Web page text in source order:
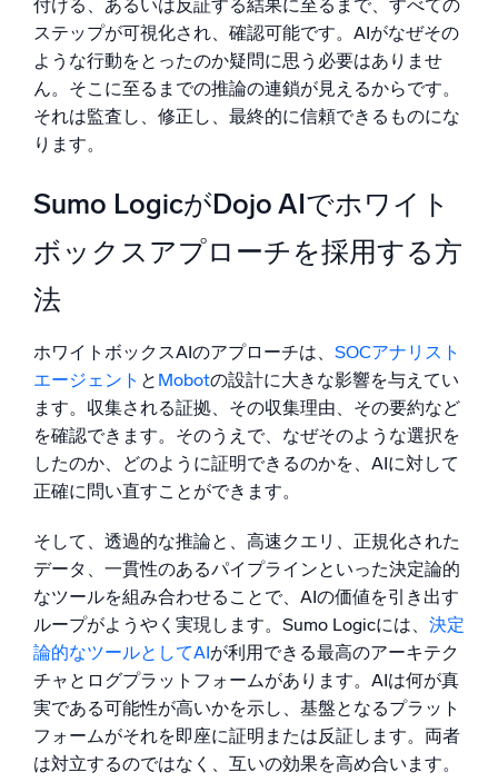
付ける、あるいは反証する結果に至るまで、すべての
ステップが可視化され、確認可能です。AIがなぜその
ような行動をとったのか疑問に思う必要はありませ
ん。そこに至るまでの推論の連鎖が見えるからです。
それは監査し、修正し、最終的に信頼できるものにな
ります。
Sumo LogicがDojo AIでホワイト
ボックスアプローチを採用する方
法
ホワイトボックスAIのアプローチは、 SOCアナリスト
エージェント と Mobotの設計に大きな影響を与えてい
ます。収集される証拠、その収集理由、その要約など
を確認できます。そのうえで、なぜそのような選択を
したのか、どのように証明できるのかを、AIに対して
正確に問い直すことができます。
そして、透過的な推論と、高速クエリ、正規化された
データ、一貫性のあるパイプラインといった決定論的
なツールを組み合わせることで、AIの価値を引き出す
ループがようやく実現します。Sumo Logicには、 決定
論的なツールとしてAIが利用できる最高のアーキテク
チャとログプラットフォームがあります。AIは何が真
実である可能性が高いかを示し、基盤となるプラット
フォームがそれを即座に証明または反証します。両者
は対立するのではなく、互いの効果を高め合います。